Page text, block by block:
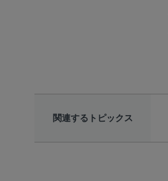
関連するトピックス